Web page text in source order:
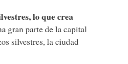
lo que crea
gran parte de la capital
silvestres, la ciudad